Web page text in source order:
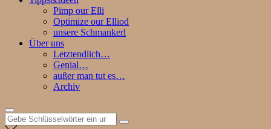
Pimp our Elli
Optimize our Elliod
unsere Schmankerl
Über uns
Letztendlich…
Genial…
außer man tut es…
Archiv
Suchen